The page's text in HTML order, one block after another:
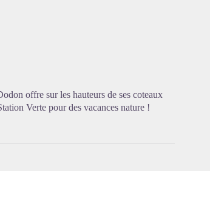
offre sur les hauteurs de ses coteaux
Verte pour des vacances nature !